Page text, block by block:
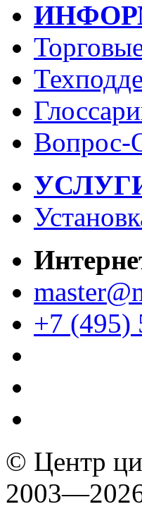
Вопрос-
+7 (495)
© Центр